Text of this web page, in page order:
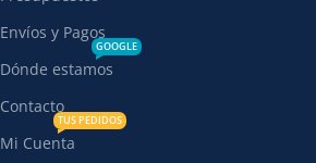
Envíos y Pagos
Dónde estamos
GOOGLE
Contacto
Mi Cuenta
TUS PEDIDOS